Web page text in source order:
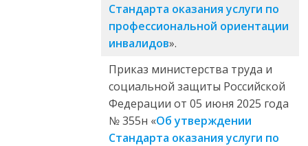
Стандарта оказания услуги по
профессиональной ориентации
инвалидов».
Приказ министерства труда и
социальной защиты Российской
Федерации от 05 июня 2025 года
№ 355н «Об утверждении
Стандарта оказания услуги по